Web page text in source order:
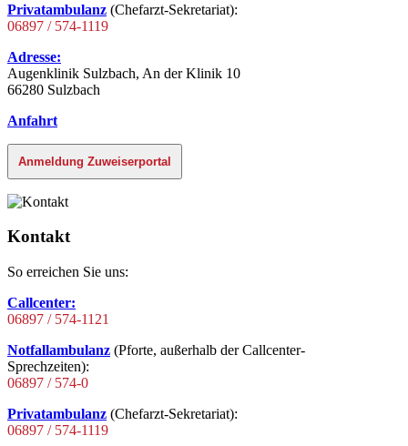
Privatambulanz (Chefarzt-Sekretariat):
06897 / 574-1119
Adresse:
Augenklinik Sulzbach, An der Klinik 10
66280 Sulzbach
Anfahrt
Anmeldung Zuweiserportal
Kontakt
So erreichen Sie uns:
Callcenter:
06897 / 574-1121
Notfallambulanz (Pforte, außerhalb der Callcenter-
Sprechzeiten):
06897 / 574-0
Privatambulanz (Chefarzt-Sekretariat):
06897 / 574-1119